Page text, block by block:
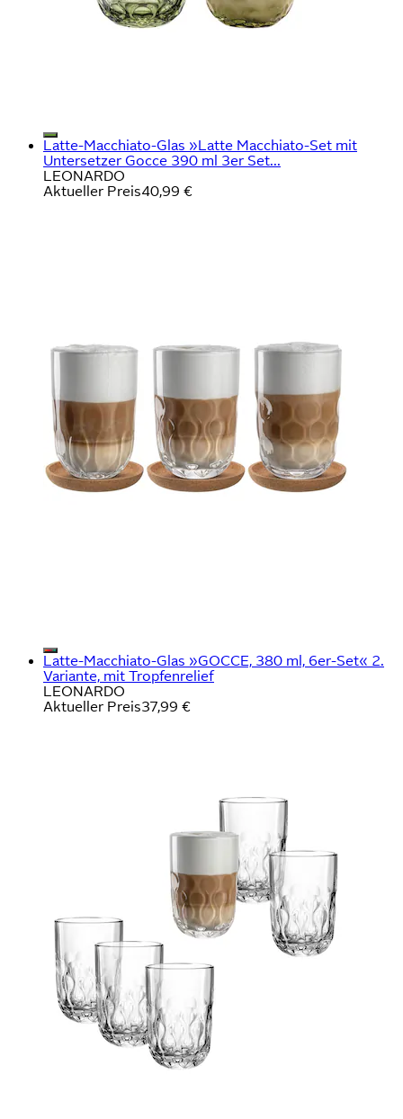
Latte-Macchiato-Glas »Latte Macchiato-Set mit
Untersetzer Gocce 390 ml 3er Set...
LEONARDO
Aktueller Preis40,99 €
Latte-Macchiato-Glas »GOCCE, 380 ml, 6er-Set« 2.
Variante, mit Tropfenrelief
LEONARDO
Aktueller Preis37,99 €